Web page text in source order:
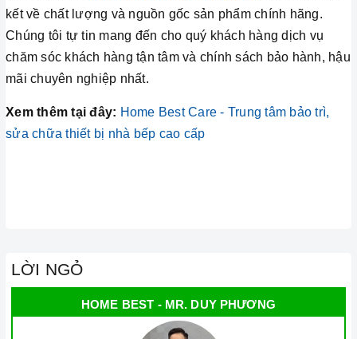
kết về chất lượng và nguồn gốc sản phẩm chính hãng.
Chúng tôi tự tin mang đến cho quý khách hàng dịch vụ
chăm sóc khách hàng tận tâm và chính sách bảo hành, hậu
mãi chuyên nghiệp nhất.
Xem thêm tại đây: Home Best Care - Trung tâm bảo trì,
sửa chữa thiết bị nhà bếp cao cấp
LỜI NGỎ
HOME BEST - MR. DUY PHƯƠNG